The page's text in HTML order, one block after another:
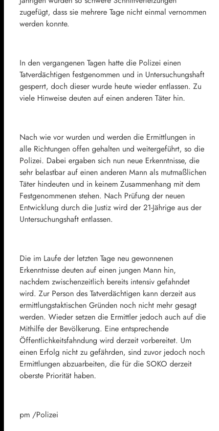
zugefügt, dass sie mehrere Tage nicht einmal vernommen
werden konnte.
In den vergangenen Tagen hatte die Polizei einen
Tatverdächtigen festgenommen und in Untersuchungshaft
gesperrt, doch dieser wurde heute wieder entlassen. Zu
viele Hinweise deuten auf einen anderen Täter hin.
Nach wie vor wurden und werden die Ermittlungen in
alle Richtungen offen gehalten und weitergeführt, so die
Polizei. Dabei ergaben sich nun neue Erkenntnisse, die
sehr belastbar auf einen anderen Mann als mutmaßlichen
Täter hindeuten und in keinem Zusammenhang mit dem
Festgenommenen stehen. Nach Prüfung der neuen
Entwicklung durch die Justiz wird der 21-Jährige aus der
Untersuchungshaft entlassen.
Die im Laufe der letzten Tage neu gewonnenen
Erkenntnisse deuten auf einen jungen Mann hin,
nachdem zwischenzeitlich bereits intensiv gefahndet
wird. Zur Person des Tatverdächtigen kann derzeit aus
ermittlungstaktischen Gründen noch nicht mehr gesagt
werden. Wieder setzen die Ermittler jedoch auch auf die
Mithilfe der Bevölkerung. Eine entsprechende
Öffentlichkeitsfahndung wird derzeit vorbereitet. Um
einen Erfolg nicht zu gefährden, sind zuvor jedoch noch
Ermittlungen abzuarbeiten, die für die SOKO derzeit
oberste Priorität haben.
pm /Polizei